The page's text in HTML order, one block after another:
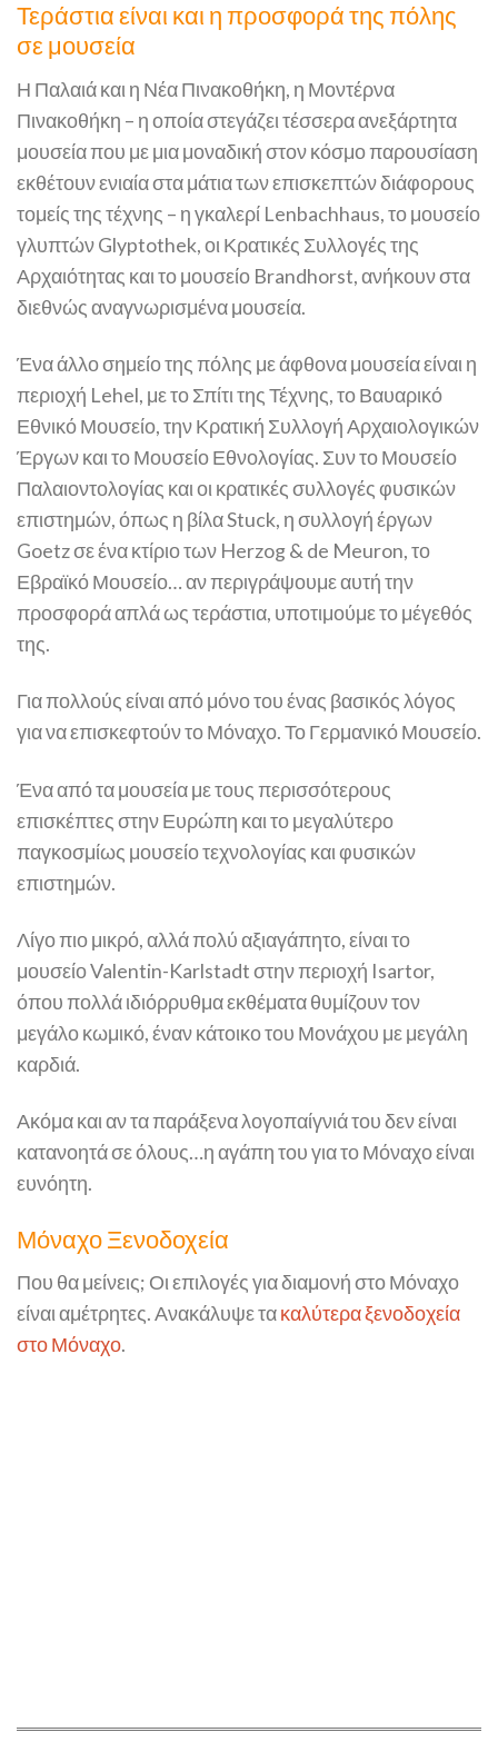
Τεράστια είναι και η προσφορά της πόλης
σε μουσεία
Η Παλαιά και η Νέα Πινακοθήκη, η Μοντέρνα
Πινακοθήκη – η οποία στεγάζει τέσσερα ανεξάρτητα
μουσεία που με μια μοναδική στον κόσμο παρουσίαση
εκθέτουν ενιαία στα μάτια των επισκεπτών διάφορους
τομείς της τέχνης – η γκαλερί Lenbachhaus, το μουσείο
γλυπτών Glyptothek, οι Κρατικές Συλλογές της
Αρχαιότητας και το μουσείο Brandhorst, ανήκουν στα
διεθνώς αναγνωρισμένα μουσεία.
Ένα άλλο σημείο της πόλης με άφθονα μουσεία είναι η
περιοχή Lehel, με το Σπίτι της Τέχνης, το Βαυαρικό
Εθνικό Μουσείο, την Κρατική Συλλογή Αρχαιολογικών
Έργων και το Μουσείο Εθνολογίας. Συν το Μουσείο
Παλαιοντολογίας και οι κρατικές συλλογές φυσικών
επιστημών, όπως η βίλα Stuck, η συλλογή έργων
Goetz σε ένα κτίριο των Herzog & de Meuron, το
Εβραϊκό Μουσείο… αν περιγράψουμε αυτή την
προσφορά απλά ως τεράστια, υποτιμούμε το μέγεθός
της.
Για πολλούς είναι από μόνο του ένας βασικός λόγος
για να επισκεφτούν το Μόναχο. Το Γερμανικό Μουσείο.
Ένα από τα μουσεία με τους περισσότερους
επισκέπτες στην Ευρώπη και το μεγαλύτερο
παγκοσμίως μουσείο τεχνολογίας και φυσικών
επιστημών.
Λίγο πιο μικρό, αλλά πολύ αξιαγάπητο, είναι το
μουσείο Valentin-Karlstadt στην περιοχή Isartor,
όπου πολλά ιδιόρρυθμα εκθέματα θυμίζουν τον
μεγάλο κωμικό, έναν κάτοικο του Μονάχου με μεγάλη
καρδιά.
Ακόμα και αν τα παράξενα λογοπαίγνιά του δεν είναι
κατανοητά σε όλους…η αγάπη του για το Μόναχο είναι
ευνόητη.
Μόναχο Ξενοδοχεία
Που θα μείνεις; Οι επιλογές για διαμονή στο Μόναχο
είναι αμέτρητες. Ανακάλυψε τακαλύτερα ξενοδοχεία
στο Μόναχο.